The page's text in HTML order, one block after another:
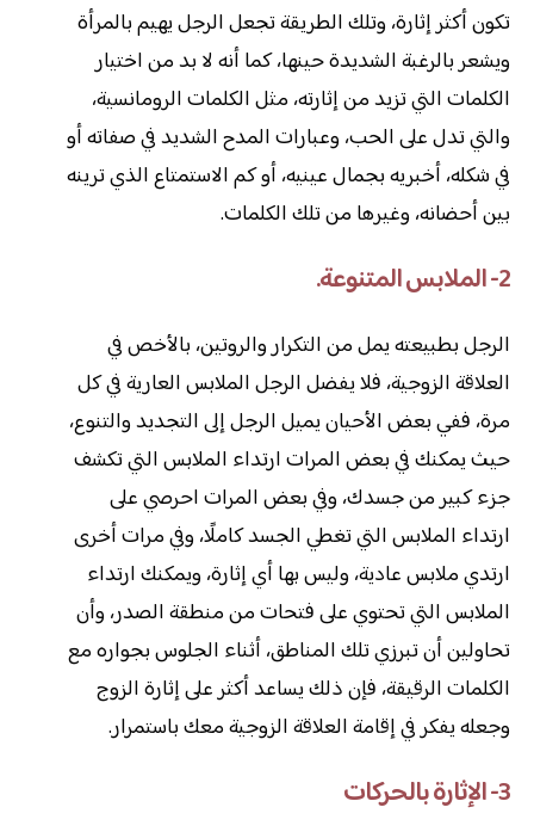
تكون أكثر إثارة، وتلك الطريقة تجعل الرجل يهيم بالمرأة
ويشعر بالرغبة الشديدة حينها، كما أنه لا بد من اختيار
الكلمات التي تزيد من إثارته، مثل الكلمات الرومانسية،
والتي تدل على الحب، وعبارات المدح الشديد في صفاته أو
في شكله، أخبريه بجمال عينيه، أو كم الاستمتاع الذي ترينه
بين أحضانه، وغيرها من تلك الكلمات.
2- الملابس المتنوعة.
الرجل بطبيعته يمل من التكرار والروتين، بالأخص في
العلاقة الزوجية، فلا يفضل الرجل الملابس العارية في كل
مرة، ففي بعض الأحيان يميل الرجل إلى التجديد والتنوع،
حيث يمكنك في بعض المرات ارتداء الملابس التي تكشف
جزء كبير من جسدك، وفي بعض المرات احرصي على
ارتداء الملابس التي تغطي الجسد كاملًا، وفي مرات أخرى
ارتدي ملابس عادية، وليس بها أي إثارة، ويمكنك ارتداء
الملابس التي تحتوي على فتحات من منطقة الصدر، وأن
تحاولين أن تبرزي تلك المناطق، أثناء الجلوس بجواره مع
الكلمات الرقيقة، فإن ذلك يساعد أكثر على إثارة الزوج
وجعله يفكر في إقامة العلاقة الزوجية معك باستمرار.
3- الإثارة بالحركات